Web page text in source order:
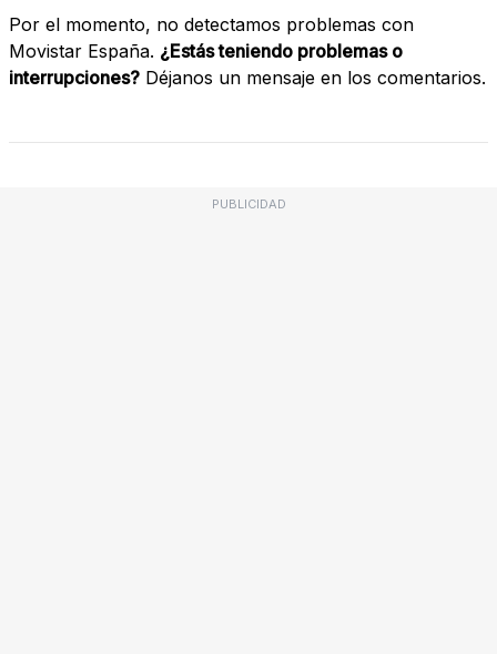
Por el momento, no detectamos problemas con
Movistar España. ¿Estás teniendo problemas o
interrupciones? Déjanos un mensaje en los comentarios.
PUBLICIDAD